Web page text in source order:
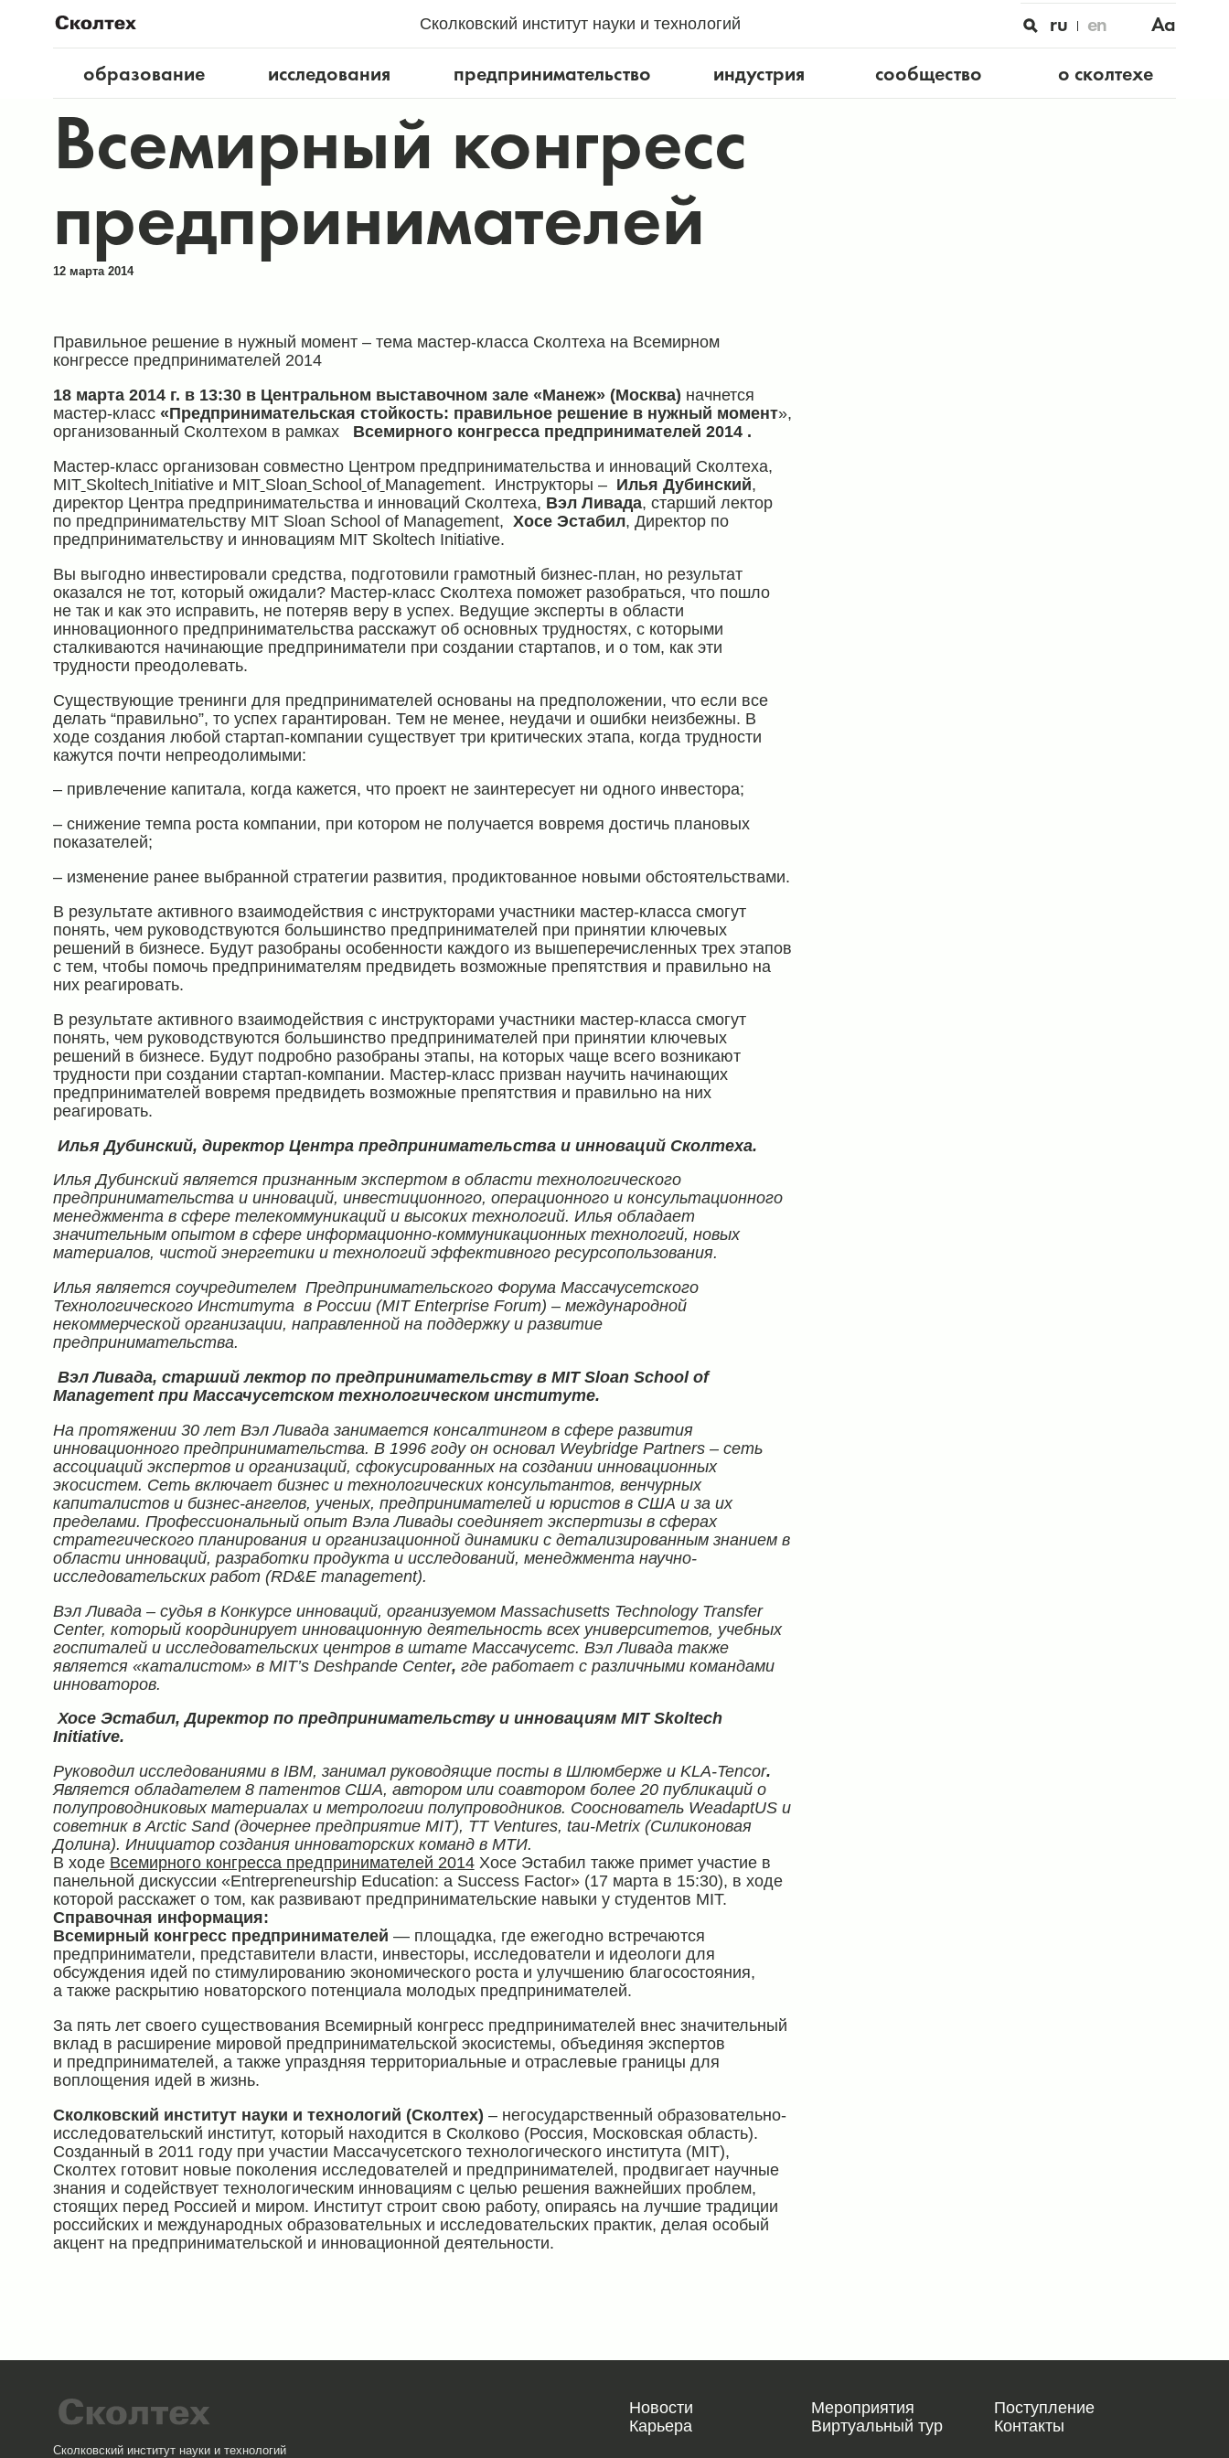
Сколковский институт науки и технологий ru en
Aa
образование
исследования предпринимательство индустрия сообщество о сколтехе
Всемирный конгресс
предпринимателей
12 марта 2014
Правильное решение в нужный момент – тема мастер-класса Сколтеха на Всемирном
конгрессе предпринимателей 2014
18 марта 2014 г. в 13:30 в Центральном выставочном зале«Манеж» (Москва) начнется
мастер-класс «Предпринимательская стойкость: правильное решение в нужный момент»,
организованный Сколтехом в рамках
Всемирного конгресса предпринимателей 2014 .
Мастер-класс организован совместно Центром предпринимательства и инноваций Сколтеха,
MIT Skoltech Initiative и MIT Sloan School of Management. Инструкторы – Илья Дубинский,
директор Центра предпринимательства и инноваций Сколтеха, Вэл Ливада, старший лектор
по предпринимательству MIT Sloan School of Management, Хосе Эстабил, Директор по
предпринимательству и инновациям MIT Skoltech Initiative.
Вы выгодно инвестировали средства, подготовили грамотный бизнес-план, но результат
оказался не тот, который ожидали? Мастер-класс Сколтеха поможет разобраться, что пошло
не так и как это исправить, не потеряв веру в успех. Ведущие эксперты в области
инновационного предпринимательства расскажут об основных трудностях, с которыми
сталкиваются начинающие предприниматели при создании стартапов, и о том, как эти
трудности преодолевать.
Существующие тренинги для предпринимателей основаны на предположении, что если все
делать “правильно”, то успех гарантирован. Тем не менее, неудачи и ошибки неизбежны. В
ходе создания любой стартап-компании существует три критических этапа, когда трудности
кажутся почти непреодолимыми:
– привлечение капитала, когда кажется, что проект не заинтересует ни одного инвестора;
– снижение темпа роста компании, при котором не получается вовремя достичь плановых
показателей;
– изменение ранее выбранной стратегии развития, продиктованное новыми обстоятельствами.
В результате активного взаимодействия с инструкторами участники мастер-класса смогут
понять, чем руководствуются большинство предпринимателей при принятии ключевых
решений в бизнесе. Будут разобраны особенности каждого из вышеперечисленных трех этапов
с тем, чтобы помочь предпринимателям предвидеть возможные препятствия и правильно на
них реагировать.
В результате активного взаимодействия с инструкторами участники мастер-класса смогут
понять, чем руководствуются большинство предпринимателей при принятии ключевых
решений в бизнесе. Будут подробно разобраны этапы, на которых чаще всего возникают
трудности при создании стартап-компании. Мастер-класс призван научить начинающих
предпринимателей вовремя предвидеть возможные препятствия и правильно на них
реагировать.
Илья Дубинский, директор Центра предпринимательства и инноваций Сколтеха.
Илья Дубинский является признанным экспертом в области технологического
предпринимательства и инноваций, инвестиционного, операционного и консультационного
менеджмента в сфере телекоммуникаций и высоких технологий. Илья обладает
значительным опытом в сфере информационно-коммуникационных технологий, новых
материалов, чистой энергетики и технологий эффективного ресурсопользования.
Илья является соучредителем Предпринимательского Форума Массачусетского
Технологического Института в России (MIT Enterprise Forum) – международной
некоммерческой организации, направленной на поддержку и развитие
предпринимательства.
Вэл Ливада, старший лектор по предпринимательству в MIT Sloan School of
Management при Массачусетском технологическом институте.
На протяжении 30 лет Вэл Ливада занимается консалтингом в сфере развития
инновационного предпринимательства. В 1996 году он основал Weybridge Partners– сеть
ассоциаций экспертов и организаций, сфокусированных на создании инновационных
экосистем. Сеть включает бизнес и технологических консультантов, венчурных
капиталистов и бизнес-ангелов, ученых, предпринимателей и юристов в США и за их
пределами. Профессиональный опыт Вэла Ливады соединяет экспертизы в сферах
стратегического планирования и организационной динамики с детализированным знанием в
области инноваций, разработки продукта и исследований, менеджмента научно-
исследовательских работ (RD&E management).
Вэл Ливада – судья в Конкурсе инноваций, организуемом Massachusetts Technology Transfer
Center, который координирует инновационную деятельность всех университетов, учебных
госпиталей и исследовательских центров в штате Массачусетс. Вэл Ливада также
является «каталистом» в MIT’s Deshpande Center, где работает с различными командами
инноваторов.
Хосе Эстабил, Директор по предпринимательству и инновациям MIT Skoltech
Initiative.
Руководил исследованиями в IBM, занимал руководящие посты в Шлюмберже и KLA-Tencor.
Является обладателем 8 патентов США, автором или соавтором более 20 публикаций о
полупроводниковых материалах и метрологии полупроводников. Сооснователь WeadaptUS и
советник в Arctic Sand (дочернее предприятие MIT), TT Ventures, tau-Metrix (Силиконовая
Долина). Инициатор создания инноваторских команд в МТИ.
В ходе Всемирного конгресса предпринимателей 2014Хосе Эстабил также примет участие в
панельной дискуссии «Entrepreneurship Education: a Success Factor» (17 марта в 15:30), в ходе
которой расскажет о том, как развивают предпринимательские навыки у студентов MIT.
Справочная информация:
Всемирный конгресс предпринимателей — площадка, где ежегодно встречаются
предприниматели, представители власти, инвесторы, исследователи и идеологи для
обсуждения идей по стимулированию экономического роста и улучшению благосостояния,
а также раскрытию новаторского потенциала молодых предпринимателей.
За пять лет своего существования Всемирный конгресс предпринимателей внес значительный
вклад в расширение мировой предпринимательской экосистемы, объединяя экспертов
и предпринимателей, а также упраздняя территориальные и отраслевые границы для
воплощения идей в жизнь.
Сколковский институт науки и технологий (Сколтех) – негосударственный образовательно-
исследовательский институт, который находится в Сколково (Россия, Московская область).
Созданный в 2011 году при участии Массачусетского технологического института (MIT),
Сколтех готовит новые поколения исследователей и предпринимателей, продвигает научные
знания и содействует технологическим инновациям с целью решения важнейших проблем,
стоящих перед Россией и миром. Институт строит свою работу, опираясь на лучшие традиции
российских и международных образовательных и исследовательских практик, делая особый
акцент на предпринимательской и инновационной деятельности.
Сколковский институт науки и технологий
Новости Мероприятия
Поступление
Карьера
Виртуальный тур Контакты